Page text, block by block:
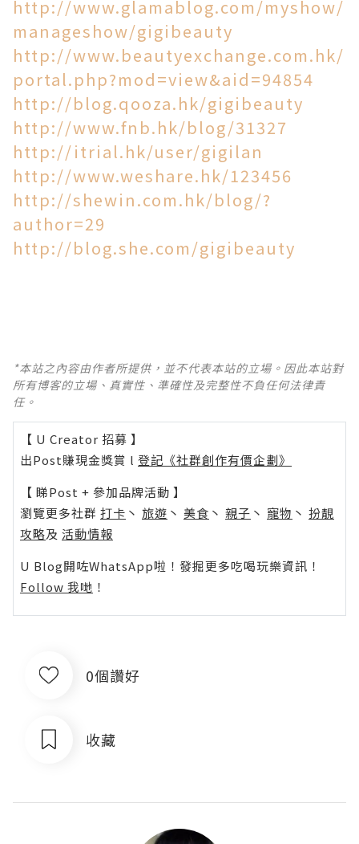
http://www.glamablog.com/myshow/
manageshow/gigibeauty
http://www.beautyexchange.com.hk/
portal.php?mod=view&aid=94854
http://blog.qooza.hk/gigibeauty
http://www.fnb.hk/blog/31327
http://itrial.hk/user/gigilan
http://www.weshare.hk/123456
http://shewin.com.hk/blog/?
author=29
http://blog.she.com/gigibeauty
*本站之內容由作者所提供，並不代表本站的立場。因此本站對
所有博客的立場、真實性、準確性及完整性不負任何法律責
任。
【 U Creator 招募 】
出Post賺現金獎賞 l 登記《社群創作有價企劃》
【 睇Post + 參加品牌活動 】
瀏覽更多社群 打卡 丶 旅遊 丶 美食 丶 親子 丶 寵物 丶 扮靚
攻略及 活動情報
U Blog開咗WhatsApp啦！發掘更多吃喝玩樂資訊！
Follow 我哋 ！
0個讚好
收藏